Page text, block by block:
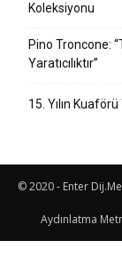
Koleksiyonu
Pino Troncone:
Yaratıcılıktır”
15. Yılın Kuaförü
© 2020 - Enter
Aydınlatma